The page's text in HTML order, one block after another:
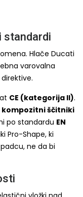
standardi
Hlače Ducati
varovalna
CE (kategorija II).
kompozitni ščitniki
po standardu EN
Pro-Shape, ki
ne da bi